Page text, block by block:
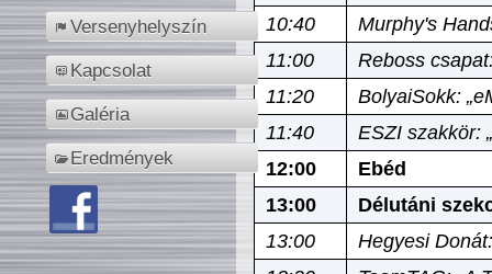
Versenyhelyszín
Kapcsolat
Galéria
Eredmények
10:40
Murphy's
11:00
Reboss
11:20
BolyaiSokk:
11:40
ESZI szakkör:
12:00
Ebéd
13:00
Délutáni
13:00
Hegyesi